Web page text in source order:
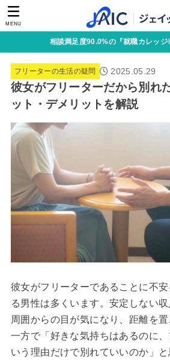
MENU
相談満足度90.0%の『就職カレッ
フリーターの生活の疑問 2025.05.29
彼女がフリーターだから別れ
ット・デメリットを解説
彼女がフリーターであることに不
る男性は多くいます。安定しない収
周囲からの目が気になり、距離を置
一方で「好きな気持ちはあるのに
いう理由だけで別れていいのか」